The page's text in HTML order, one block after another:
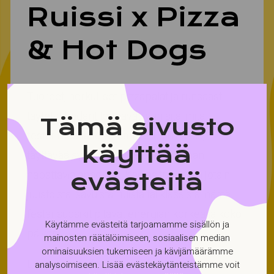
Tämä sivusto
käyttää
evästeitä
Käytämme evästeitä tarjoamamme sisällön ja
mainosten räätälöimiseen, sosiaalisen median
ominaisuuksien tukemiseen ja kävijämäärämme
analysoimiseen. Lisää evästekäytänteistämme voit
Ruissi x Pizza
& Hot Dogs
Tuoreet, herkulliset pizzapalat ja runsaasti
täytetyt hodarit tarjoavat juuri sitä, mitä
festariruoalta toivotaan: reilusti makua,
täyttävää syötävää ja helposti mukaan
napattavia annoksia. Kaipasitpa sitten jotain
juustoista, savuista, tulista tai klassista, nämä
festarisuosikit pitävät energian korkealla koko
päivän.
Löydät nämä festariklassikot Ranta VIPistä –